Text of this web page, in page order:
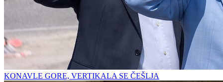
KONAVLE GORE, VERTIKALA SE ČEŠLJA